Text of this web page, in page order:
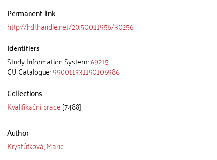
Permanent link
http://hdl.handle.net/20.500.11956/30256
Identifiers
Study Information System:69215
CU Catalogue:990011931190106986
Collections
Kvalifikační práce [7488]
Author
Kryštůfková, Marie